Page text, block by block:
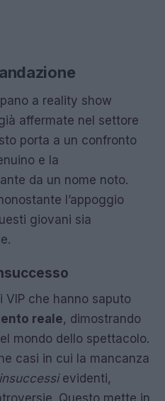
a reality show
affermate nel settore
porta a un confronto
e la
da un nome noto.
l’appoggio
giovani sia
VIP che hanno saputo
reale, dimostrando
mondo dello spettacolo.
casi in cui la mancanza
insuccessievidenti,
Questo mette in